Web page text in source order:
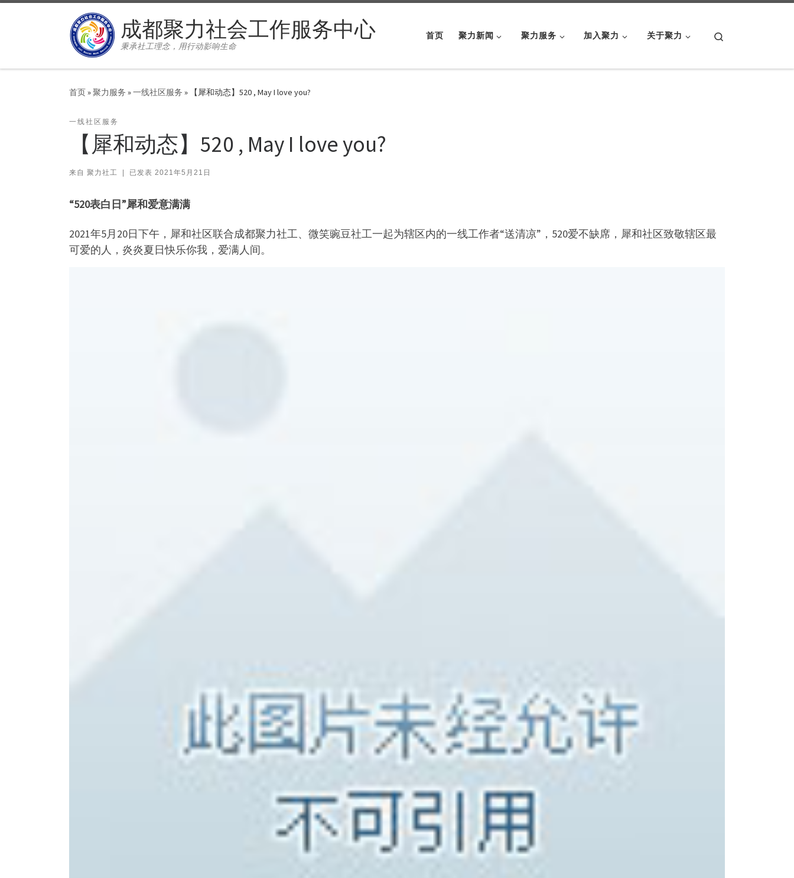
成都聚力社会工作服务中心
秉承社工理念，用行动影响生命
首页 聚力新闻 聚力服务 加入聚力 关于聚力
首页»聚力服务 »一线社区服务 » 【犀和动态】520 , May I love you?
一线社区服务
【犀和动态】520 , May I love you?
来自 聚力社工 已发表 2021年5月21日
“520表白日”犀和爱意满满
2021年5月20日下午，犀和社区联合成都聚力社工、微笑豌豆社工一起为辖区内的一线工作者“送清凉”，520爱不缺席，犀和社区致敬辖区最
可爱的人，炎炎夏日快乐你我，爱满人间。